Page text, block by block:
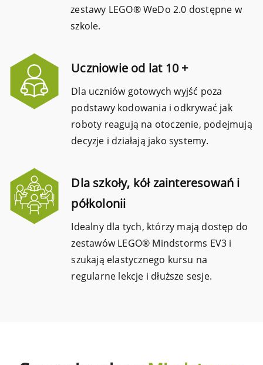
zestawy LEGO® WeDo 2.0 dostępne w
szkole.
Uczniowie od lat 10 +
Dla uczniów gotowych wyjść poza
podstawy kodowania i odkrywać jak
roboty reagują na otoczenie, podejmują
decyzje i działają jako systemy.
Dla szkoły, kół zainteresowań i
półkolonii
Idealny dla tych, którzy mają dostęp do
zestawów LEGO® Mindstorms EV3 i
szukają elastycznego kursu na
regularne lekcje i dłuższe sesje.